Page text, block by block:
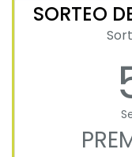
SORTEO